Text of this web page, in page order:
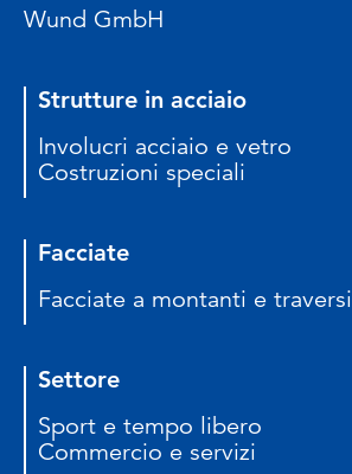
Wund GmbH
Strutture in acciaio
Involucri acciaio e vetro
Costruzioni speciali
Facciate
Facciate a montanti e traversi
Settore
Sport e tempo libero
Commercio e servizi